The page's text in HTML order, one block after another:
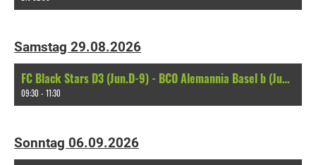
Samstag 29.08.2026
FC Black Stars D3 (Jun.D-9) - BCO Alemannia Basel b (Jun.D-9)
09:30 - 11:30
Sonntag 06.09.2026